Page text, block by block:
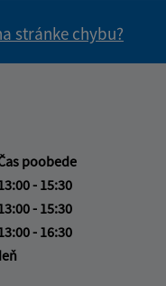
stránke chybu?
poobede
- 15:30
- 15:30
- 16:30